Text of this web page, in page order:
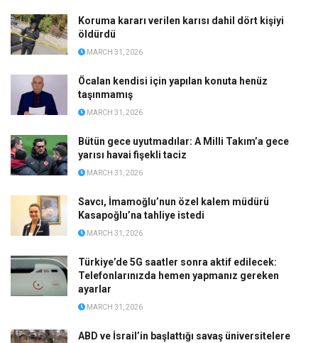
Koruma kararı verilen karısı dahil dört kişiyi
öldürdü
MARCH 31, 2026
Öcalan kendisi için yapılan konuta henüz
taşınmamış
MARCH 31, 2026
Bütün gece uyutmadılar: A Milli Takım’a gece
yarısı havai fişekli taciz
MARCH 31, 2026
Savcı, İmamoğlu’nun özel kalem müdürü
Kasapoğlu’na tahliye istedi
MARCH 31, 2026
Türkiye’de 5G saatler sonra aktif edilecek:
Telefonlarınızda hemen yapmanız gereken
ayarlar
MARCH 31, 2026
ABD ve İsrail’in başlattığı savaş üniversitelere